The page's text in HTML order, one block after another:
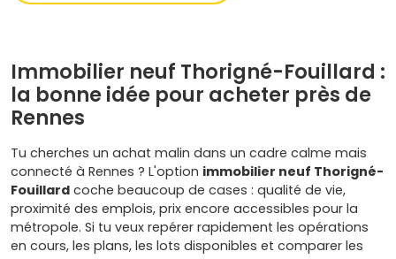
Immobilier neuf Thorigné-Fouillard :
la bonne idée pour acheter près de
Rennes
Tu cherches un achat malin dans un cadre calme mais
connecté à Rennes ? L'option immobilier neuf Thorigné-
Fouillard coche beaucoup de cases : qualité de vie,
proximité des emplois, prix encore accessibles pour la
métropole. Si tu veux repérer rapidement les opérations
en cours, les plans, les lots disponibles et comparer les